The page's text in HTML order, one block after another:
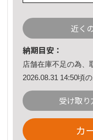
近く
納期目安：
店舗在庫不足の為、
2026.08.31 14:50頃
受け取
カ